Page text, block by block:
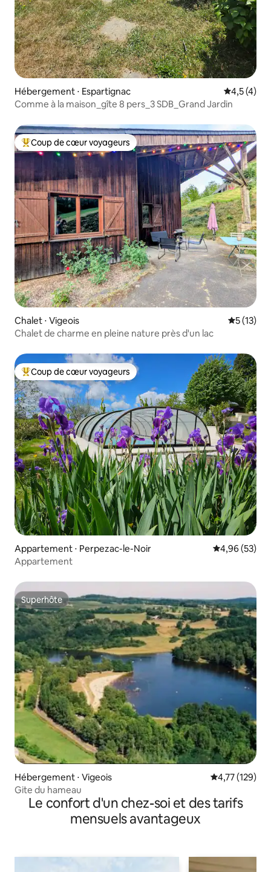
Hébergement ⋅ Espartignac Évaluation
4,5 (4)
Comme à la maison_gîte 8 pers_3 SDB_Grand Jardin
Coups de cœur voyageurs les plus appréciés
Coup de cœur voyageurs
Chalet ⋅ Vigeois
5 (13)
Chalet de charme en pleine nature près d'un lac
Coups de cœur voyageurs les plus appréciés
Coup de cœur voyageurs
Appartement ⋅ Perpezac-le-Noir Évaluation
4,96 (53)
Appartement
Superhôte
Superhôte
Hébergement ⋅ Vigeois Évaluation
4,77 (129)
Gite du hameau
Le confort d'un chez-soi et des tarifs
mensuels avantageux